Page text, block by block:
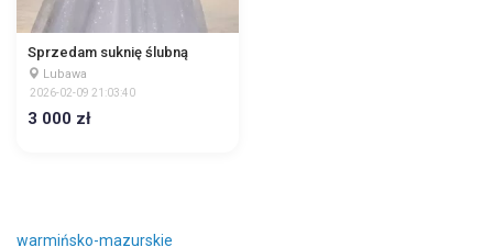
Sprzedam suknię ślubną
Lubawa
2026-02-09 21:03:40
3 000 zł
warmińsko-mazurskie